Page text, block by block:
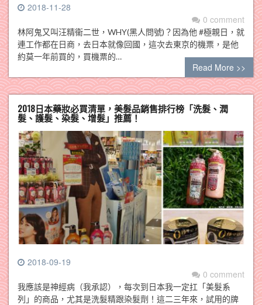
2018-11-28
0 comment
林阿鬼又叫汪精衞二世，WHY(黑人問號)？因為他 #極親日，就
連工作都在日商，去日本就像回國，這次去東京的機票，是他
約莫一年前買的，買機票的…
Read More >>
2018日本藥妝必買清單，美髮品銷售排行榜「洗髮、潤
髮、護髮、染髮、增髮」推薦！
2018-09-19
0 comment
我應該是神經病（我承認），每次到日本我一定扛「美髮系
列」的商品，尤其是洗髮精跟染髮劑！這二三年來，試用的牌